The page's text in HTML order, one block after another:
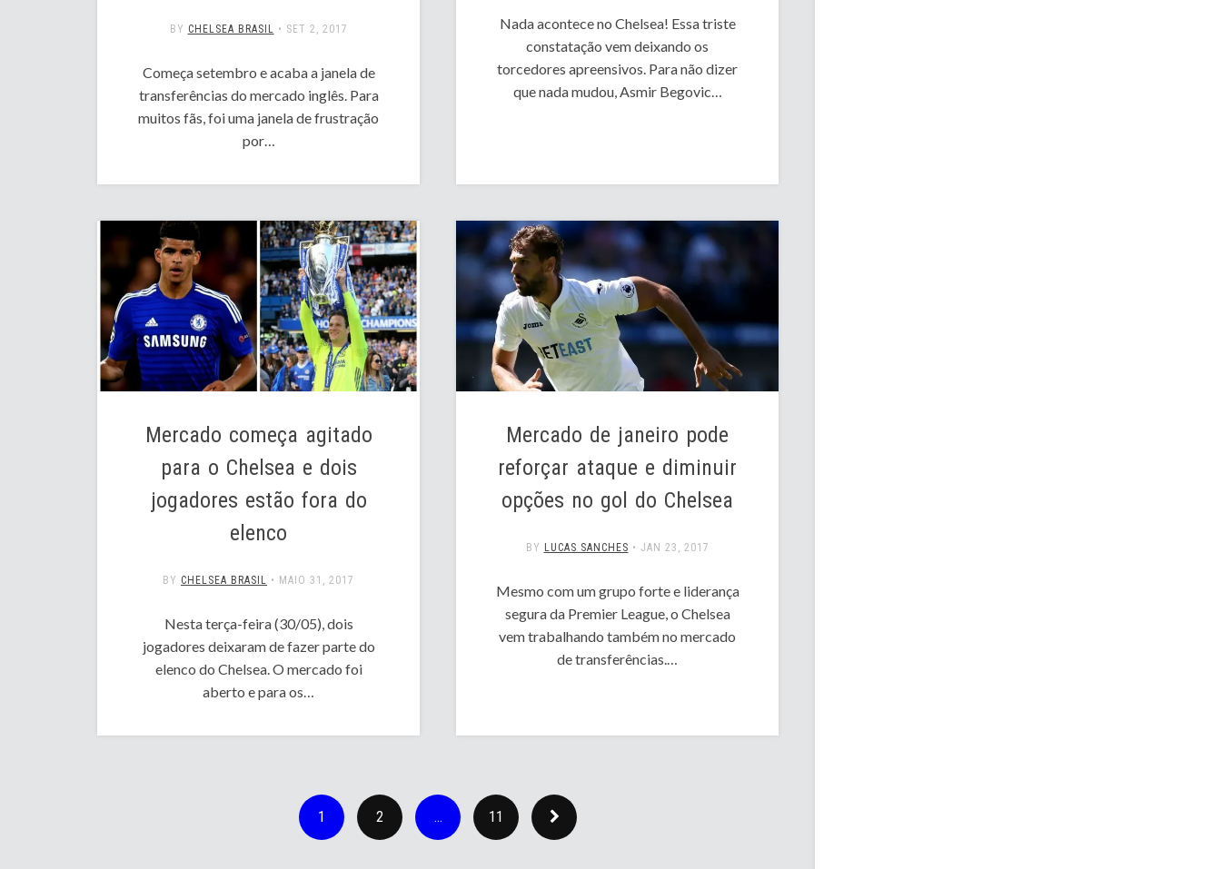
BY CHELSEA BRASIL • SET 2, 2017
Começa setembro e acaba a janela de
transferências do mercado inglês. Para
muitos fãs, foi uma janela de frustração
por…
Nada acontece no Chelsea! Essa triste
constatação vem deixando os
torcedores apreensivos. Para não dizer
que nada mudou, Asmir Begovic…
Mercado começa agitado
para o Chelsea e dois
jogadores estão fora do
elenco
BY CHELSEA BRASIL • MAIO 31, 2017
Nesta terça-feira (30/05), dois
jogadores deixaram de fazer parte do
elenco do Chelsea. O mercado foi
aberto e para os…
Mercado de janeiro pode
reforçar ataque e diminuir
opções no gol do Chelsea
BY LUCAS SANCHES • JAN 23, 2017
Mesmo com um grupo forte e liderança
segura da Premier League, o Chelsea
vem trabalhando também no mercado
de transferências.…
1 2 … 11